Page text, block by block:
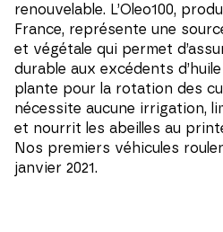
renouvelable. L’Oleo100,
France, représente une
et végétale qui permet
durable aux excédents
plante pour la rotation des
nécessite aucune irrigation,
et nourrit les abeilles au
Nos premiers véhicules
janvier 2021.